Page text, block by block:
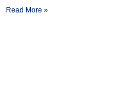
Read More »